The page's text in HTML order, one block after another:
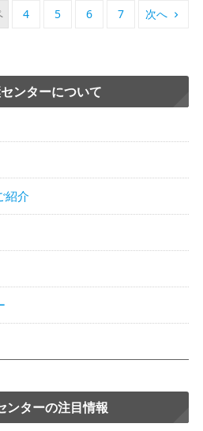
4 5 6 7 次へ
ンターについて
紹介
ンターの注目情報